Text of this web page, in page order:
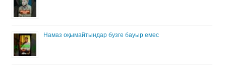
Намаз оқымайтындар бузге бауыр емес